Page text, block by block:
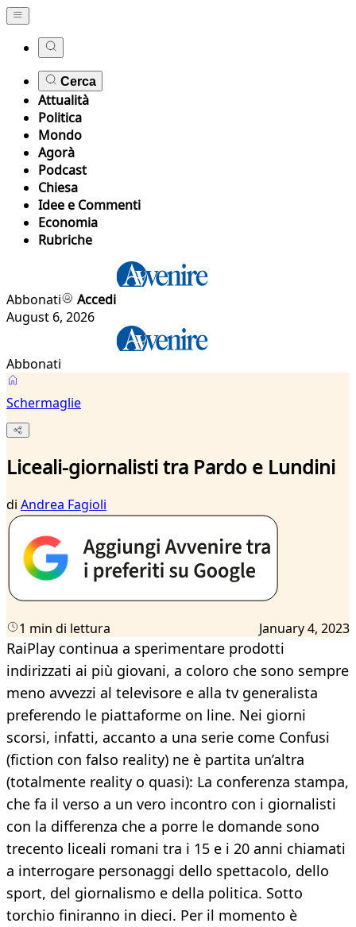
Cerca
Attualità
Politica
Mondo
Agorà
Podcast
Chiesa
Idee e Commenti
Economia
Rubriche
Abbonati
Accedi
August 6, 2026
Abbonati
Schermaglie
Liceali-giornalisti tra Pardo e Lundini
di Andrea Fagioli
1 min di lettura January 4, 2023
RaiPlay continua a sperimentare prodotti
indirizzati ai più giovani, a coloro che sono sempre
meno avvezzi al televisore e alla tv generalista
preferendo le piattaforme on line. Nei giorni
scorsi, infatti, accanto a una serie come Confusi
(fiction con falso reality) ne è partita un’altra
(totalmente reality o quasi): La conferenza stampa,
che fa il verso a un vero incontro con i giornalisti
con la differenza che a porre le domande sono
trecento liceali romani tra i 15 e i 20 anni chiamati
a interrogare personaggi dello spettacolo, dello
sport, del giornalismo e della politica. Sotto
torchio finiranno in dieci. Per il momento è